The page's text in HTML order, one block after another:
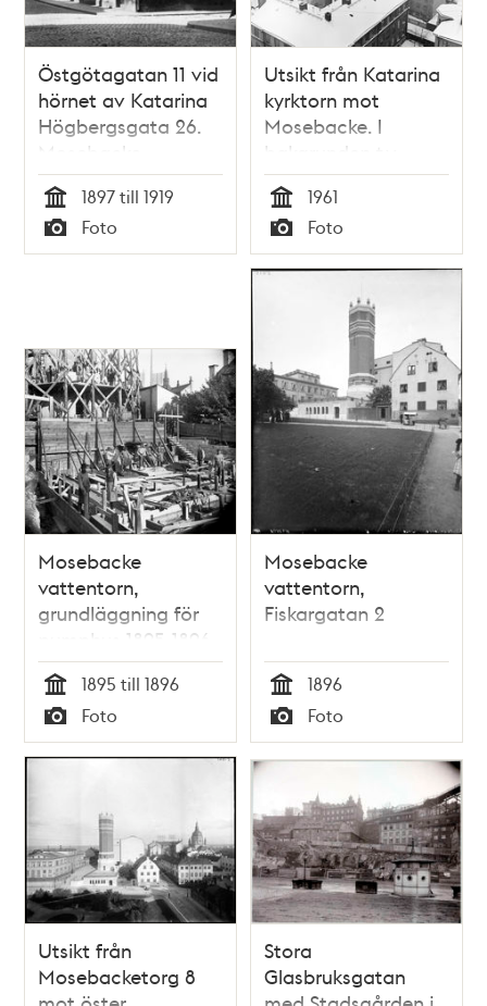
Östgötagatan 11 vid
hörnet av Katarina
Högbergsgata 26.
Mosebacke
Vattentorn i fonden
Tid
1897 till 1919
Typ
Foto
Utsikt från Katarina
kyrktorn mot
Mosebacke. I
bakgrunden t.v.
vattentornet vid
Mosebacke
Tid
1961
Typ
Foto
Mosebacke
vattentorn,
grundläggning för
pumphus 1895-1896.
I fonden
byggnadsställningar
för själva tornet, där
de nedersta delarna
Arkitekt: Ferdinand
Boberg
Tid
1895 till 1896
Typ
Foto
Mosebacke
vattentorn,
Fiskargatan 2
Tid
1896
Typ
Foto
Utsikt från
Mosebacketorg 8
Stora
Glasbruksgatan